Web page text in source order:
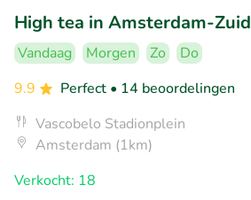
High tea in Amsterdam-Zuid
Vandaag Morgen Zo
Do
9.9
Perfect • 14 beoordelingen
Vascobelo Stadionplein
Amsterdam (1km)
Verkocht: 18